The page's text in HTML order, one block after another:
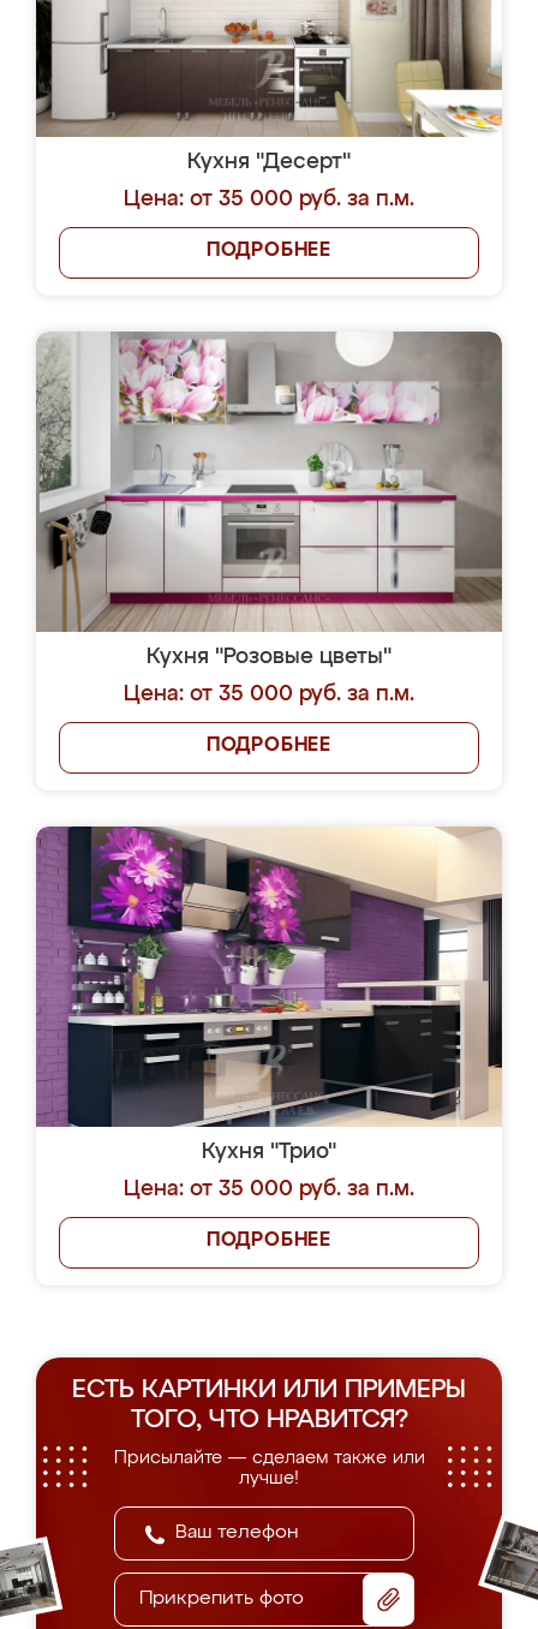
Кухня "Десерт"
Цена: от 35 000 руб. за п.м.
ПОДРОБНЕЕ
Кухня "Розовые цветы"
Цена: от 35 000 руб. за п.м.
ПОДРОБНЕЕ
Кухня "Трио"
Цена: от 35 000 руб. за п.м.
ПОДРОБНЕЕ
ЕСТЬ КАРТИНКИ ИЛИ ПРИМЕРЫ
ТОГО, ЧТО НРАВИТСЯ?
Присылайте — сделаем также или
лучше!
Прикрепить фото